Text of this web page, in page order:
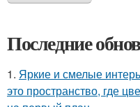
Последние
1. Яркие и смелые
это пространство, где